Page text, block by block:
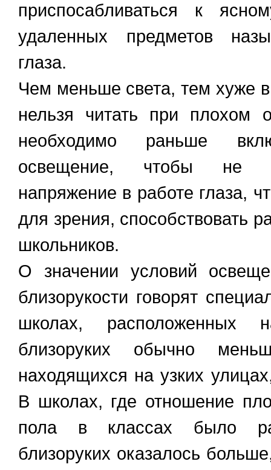
приспосабливаться к
удаленных предметов
глаза.
Чем меньше света, тем хуже
нельзя читать при плохом
необходимо раньше
освещение, чтобы не
напряжение в работе глаза,
для зрения, способствовать
школьников.
О значении условий
близорукости говорят
школах, расположенных
близоруких обычно
находящихся на узких
В школах, где отношение
пола в классах было
близоруких оказалось